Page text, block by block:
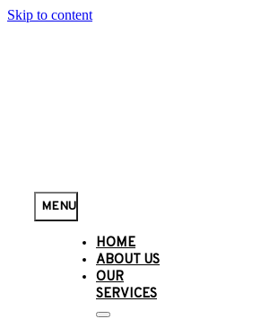
Skip to content
MENU
HOME
ABOUT US
OUR
SERVICES